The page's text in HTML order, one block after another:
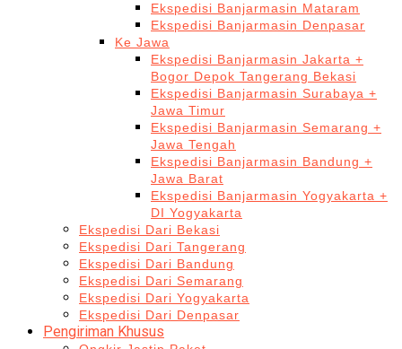
Ekspedisi Banjarmasin Mataram
Ekspedisi Banjarmasin Denpasar
Ke Jawa
Ekspedisi Banjarmasin Jakarta +
Bogor Depok Tangerang Bekasi
Ekspedisi Banjarmasin Surabaya +
Jawa Timur
Ekspedisi Banjarmasin Semarang +
Jawa Tengah
Ekspedisi Banjarmasin Bandung +
Jawa Barat
Ekspedisi Banjarmasin Yogyakarta +
DI Yogyakarta
Ekspedisi Dari Bekasi
Ekspedisi Dari Tangerang
Ekspedisi Dari Bandung
Ekspedisi Dari Semarang
Ekspedisi Dari Yogyakarta
Ekspedisi Dari Denpasar
Pengiriman Khusus